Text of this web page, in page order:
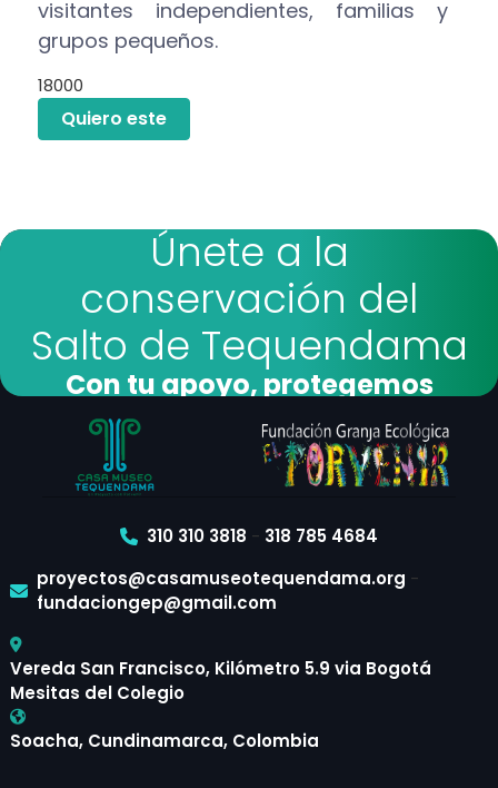
visitantes independientes, familias y
grupos pequeños.
Quiero este
18000
Con tu apoyo, protegemos
bosques y biodiversidad
Únete a la
conservación del
Salto de Tequendama
Quiero Donar
310 310 3818 - 318 785 4684
proyectos@casamuseotequendama.org -
fundaciongep@gmail.com
Vereda San Francisco, Kilómetro 5.9 via Bogotá
Mesitas del Colegio
Soacha, Cundinamarca, Colombia